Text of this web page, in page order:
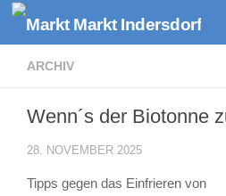
Zum Inhalt springen
ARCHIV
Wenn´s der Biotonne
28. NOVEMBER 2025
Tipps gegen das Einfrieren von